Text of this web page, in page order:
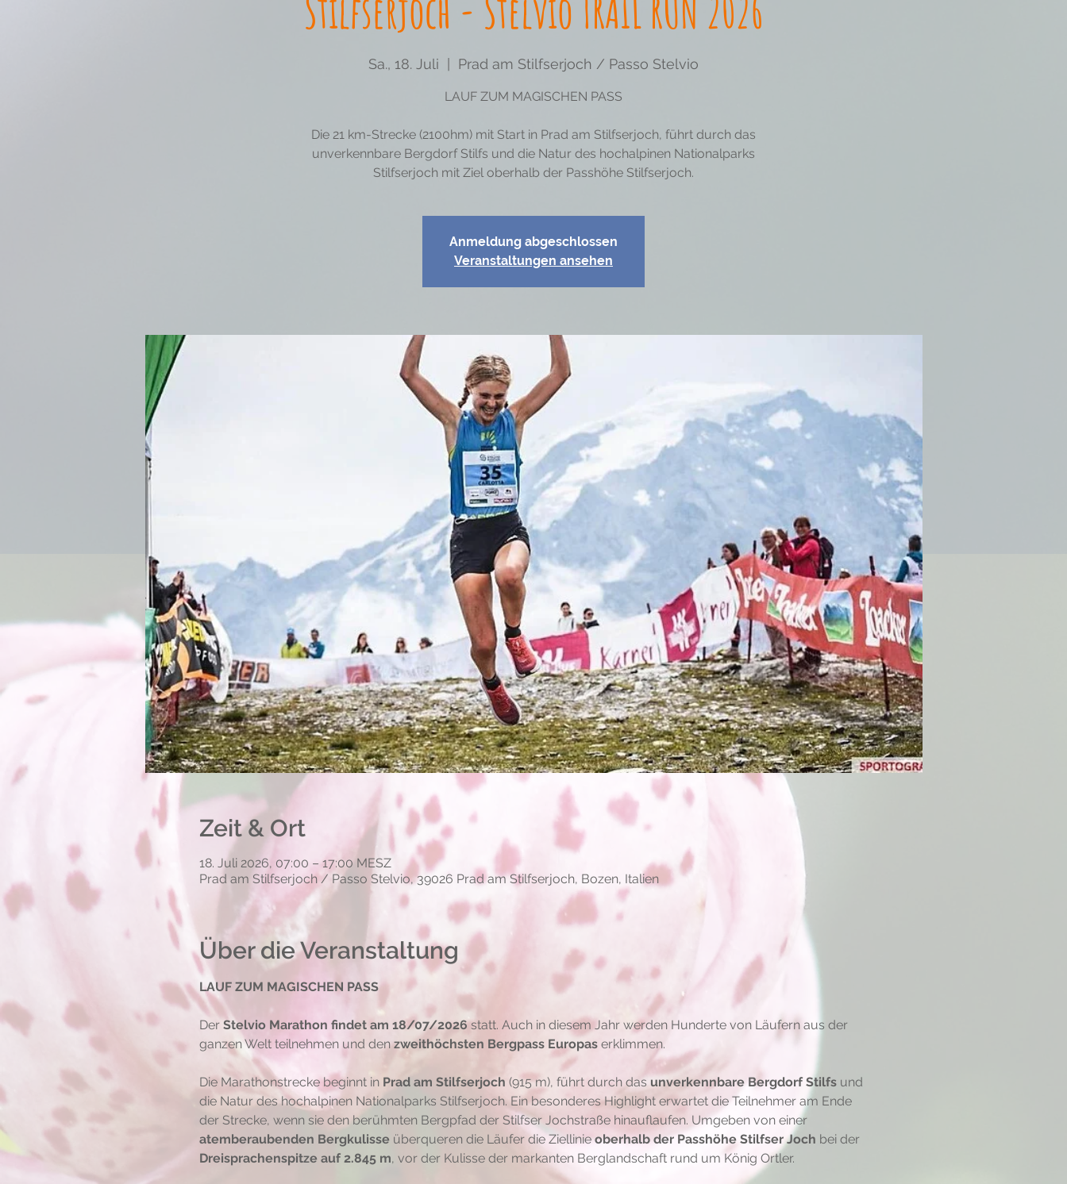
Stilfserjoch - Stelvio TRAIL RUN 2026
Sa., 18. Juli Prad am Stilfserjoch / Passo Stelvio
LAUF ZUM MAGISCHEN PASS
Die 21 km-Strecke (2100hm) mit Start in Prad am Stilfserjoch, führt durch das
unverkennbare Bergdorf Stilfs und die Natur des hochalpinen Nationalparks
Stilfserjoch mit Ziel oberhalb der Passhöhe Stilfserjoch.
Anmeldung abgeschlossen
Veranstaltungen ansehen
Zeit & Ort
18. Juli 2026, 07:00 – 17:00 MESZ
Prad am Stilfserjoch / Passo Stelvio, 39026 Prad am Stilfserjoch, Bozen, Italien
Über die Veranstaltung
LAUF ZUM MAGISCHEN PASS
Der Stelvio Marathon findet am 18/07/2026 statt. Auch in diesem Jahr werden Hunderte von Läufern aus der
ganzen Welt teilnehmen und den zweithöchsten Bergpass Europas erklimmen.
Die Marathonstrecke beginnt in Prad am Stilfserjoch (915 m), führt durch das unverkennbare Bergdorf Stilfs und
die Natur des hochalpinen Nationalparks Stilfserjoch. Ein besonderes Highlight erwartet die Teilnehmer am Ende
der Strecke, wenn sie den berühmten Bergpfad der Stilfser Jochstraße hinauflaufen. Umgeben von einer
atemberaubenden Bergkulisse überqueren die Läufer die Ziellinie oberhalb der Passhöhe Stilfser Joch bei der
Dreisprachenspitze auf 2.845 m, vor der Kulisse der markanten Berglandschaft rund um König Ortler.